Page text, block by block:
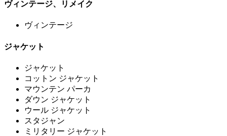
ヴィンテージ、リメイク
ヴィンテージ
ジャケット
ジャケット
コットン ジャケット
マウンテン パーカ
ダウン ジャケット
ウール ジャケット
スタジャン
ミリタリー ジャケット